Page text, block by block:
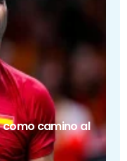
como camino al